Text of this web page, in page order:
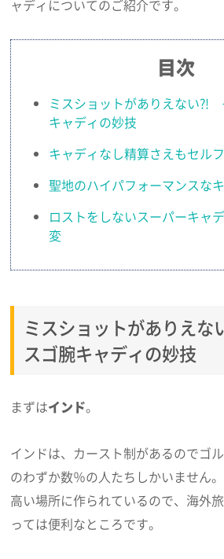
ャディについてのご紹介です。
目次
ミスショットがありえない?!
キャディの妙技
キャディなし精算さえもセル
聖地のハイパフォーマンスな
ロストをしないスーパーキャ
変
ミスショットがありえ
スゴ腕キャディの妙技
まずはインド。
インドは、カースト制があるのでゴ
のわずか数％の人たちしかいません
高い場所に作られているので、海外
っては便利なところです。